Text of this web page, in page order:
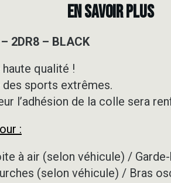
EN SAVOIR PLUS
2DR8 – BLACK
qualité !
sports extrêmes.
l’adhésion de la colle sera
:
à air (selon véhicule) /
(selon véhicule) / Bras